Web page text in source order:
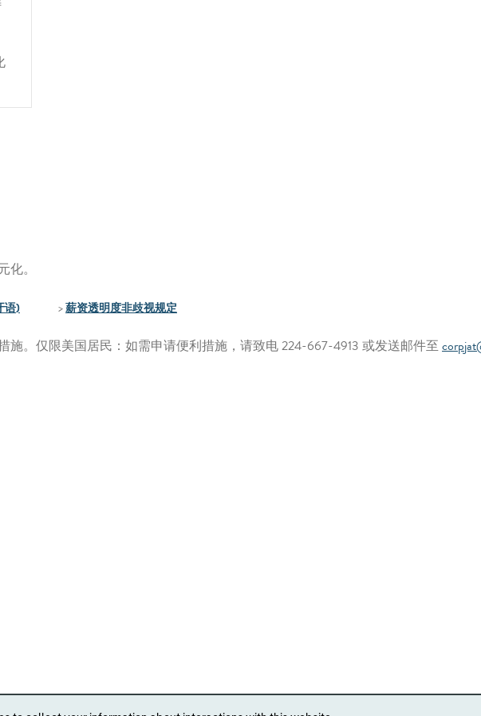
化。
语) > 薪资透明度非歧视规定
施。仅限美国居民：如需申请便利措施，请致电 224-667-4913 或发送邮件至